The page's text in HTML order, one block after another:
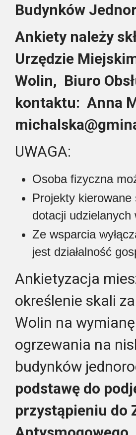
Budynków
Ankiety należy
Urzędzie
Wolin, Biuro
kontaktu: Anna
UWAGA:
Osoba fizyczna
Projekty
dotacji
Ze wsparcia
jest działalność
Ankietyzacja
określenie skali
Wolin na
ogrzewania na
budynków
podstawę do
przystąpieniu do